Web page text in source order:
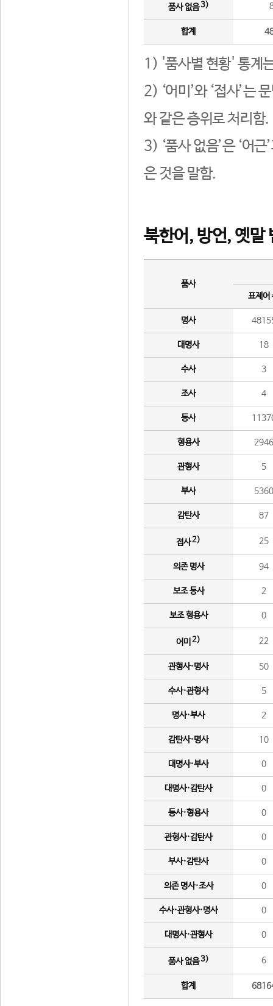
품사 없음3)
합계
1) '품사별 현황' 통계
2) ‘어미’와 ‘접사’는
와 같은 층위로 처리함.
3) ‘품사 없음’은 ‘어
은 것을 말함.
북한어, 방언, 옛말
품사
표제어
명사
대명사 18
수사 3
조사 4
동사
형용사 2946
관형사 5
부사 5360
감탄사 87
접사2) 25
의존 명사 94
보조 동사 2
보조 형용사 0
어미 2) 22
관형사·명사 50
수사·관형사 5
명사·부사 2
감탄사·명사 10
대명사·부사 0
대명사·감탄사 0
동사·형용사 0
관형사·감탄사 0
부사·감탄사 0
의존 명사·조사 0
수사·관형사·명사 0
대명사·관형사 0
품사 없음3) 6
합계